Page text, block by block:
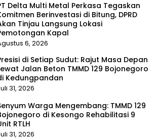
Delta Multi Metal Perkasa Tegaskan
Berinvestasi di Bitung, DPRD
Tinjau Langsung Lokasi
Kapal
6, 2026
di Setiap Sudut: Rajut Masa Depan
Jalan Beton TMMD 129 Bojonegoro
Kedungpandan
31, 2026
Warga Mengembang: TMMD 129
di Kesongo Rehabilitasi 9
RTLH
31, 2026